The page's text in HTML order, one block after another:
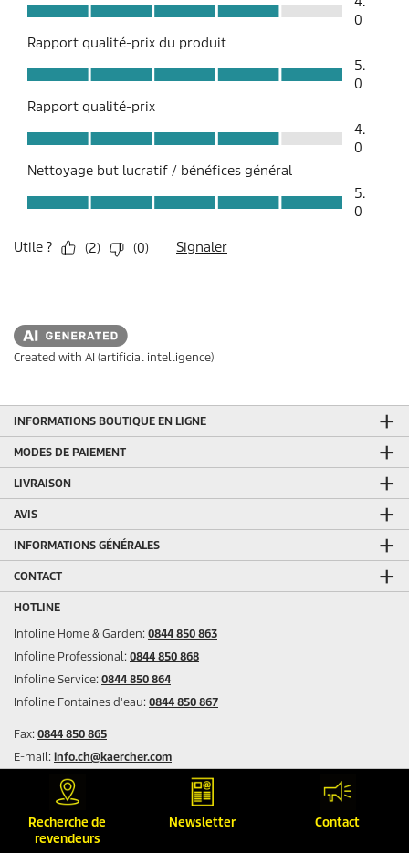
Recherche de
revendeurs
Newsletter Contact
Created with AI (artificial intelligence)
INFORMATIONS BOUTIQUE EN LIGNE
MODES DE PAIEMENT
LIVRAISON
AVIS
INFORMATIONS GÉNÉRALES
CONTACT
HOTLINE
Infoline Home & Garden: 0844 850 863
Infoline Professional: 0844 850 868
Infoline Service: 0844 850 864
Infoline Fontaines d'eau: 0844 850 867
Fax: 0844 850 865
E-mail: info.ch@kaercher.com
MENTIONS LEGALES
Mentions légales
Protection des données